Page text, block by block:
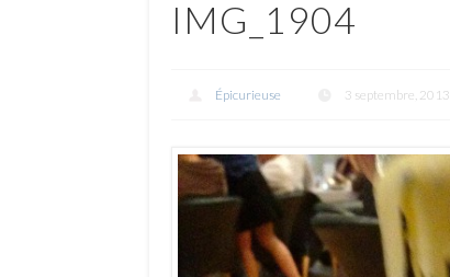
IMG_1904
Épicurieuse 3 septembre, 2013